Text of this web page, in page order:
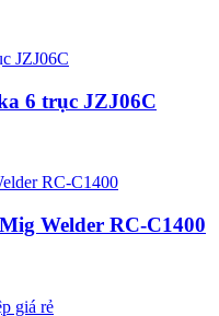
6 trục JZJ06C
Welder RC-C1400